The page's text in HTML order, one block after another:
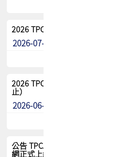
2026 TPCA中南區會員問卷暨7/31交
2026-07-08
2026 TPCA健康盃保齡球聯誼賽 熱
止）
2026-06-29
公告 TPCA 台灣電路板協會官網將
網正式上線！